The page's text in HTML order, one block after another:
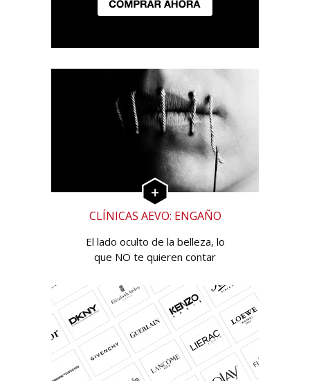
CLÍNICAS AEVO: ENGAÑO
El lado oculto de la belleza, lo
que NO te quieren contar